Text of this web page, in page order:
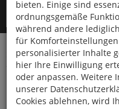
Startseite Bücher
Ich glaub´
bieten. Einige sind
ordnungsgemäße
während andere
für
personalisierter Inhalte
hier Ihre Einwilligung
oder anpassen. Weitere
unserer
Cookies ablehnen, wird